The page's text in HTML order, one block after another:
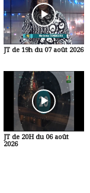
JT de 19h du 07 août 2026
JT de 20H du 06 août
2026